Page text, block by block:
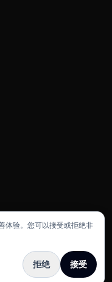
体验。您可以接受或拒绝非
拒绝 接受